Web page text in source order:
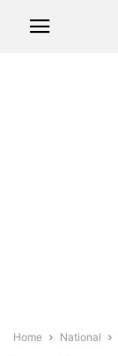
Home National